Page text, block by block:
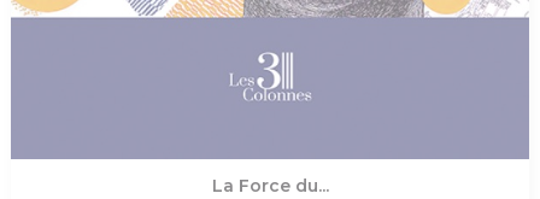
La Force du...